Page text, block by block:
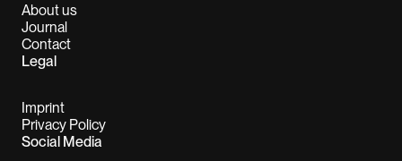
About us
Journal
Contact
Legal
Imprint
Privacy Policy
Social Media